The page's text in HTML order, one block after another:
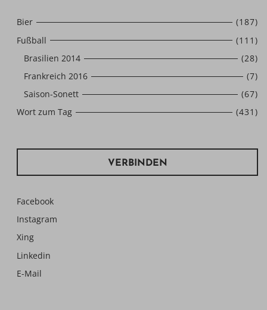
Bier
(187)
Fußball
(111)
Brasilien 2014
(28)
Frankreich 2016
(7)
Saison-Sonett
(67)
Wort zum Tag
(431)
VERBINDEN
Facebook
Instagram
Xing
Linkedin
E-Mail